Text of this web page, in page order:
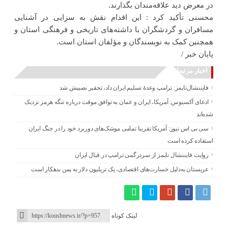
در معرض دید علاقه‌مندان بگذارند.
محسنی تأکید کرد : این اقدام نقش به سزایی در آشنایی
مسافران و گردشگران با داشته‌های تاریخی و فرهنگی استان و
همچنین کمک به نویسندگان و مؤلفان استان است.
پایان خبر /
اخبار مرتبط
فایننشال‌تایمز: ترامپ وعدۀ تسلیم ایران داد، تحقیر نصیبش شد
ادعای آکسیوس: آمریکا، ایران و عمان به توافق موقت درباره تنگه هرمز نزدیک
شده‌اند
سی بی اس نیوز: آمریکا تقریبا تمامی موشک‌های دوربرد خود را در جنگ ایران
استفاده کرده است
روایت فایننشال تایمز از سردرگمی ترامپ در قبال ایران
عربستان به‌دلیل خسارت‌های اقتصادی، یک تریلیون دلار به یمن بدهکار است
لینک کوتاه